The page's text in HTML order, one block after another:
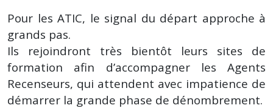
Pour les ATIC, le signal du départ approche à
grands pas.
Ils rejoindront très bientôt leurs sites de
formation afin d’accompagner les Agents
Recenseurs, qui attendent avec impatience de
démarrer la grande phase de dénombrement.